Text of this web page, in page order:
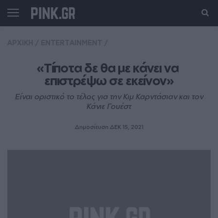
«Τίποτα δε θα με κάνει να
επιστρέψω σε εκείνον»
Είναι οριστικό το τέλος για την Κιμ Καρντάσιαν και τον
Κάνιε Γουέστ
Δημοσίευση ΔΕΚ 15, 2021